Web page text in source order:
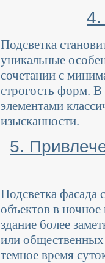
4.
Подсветка
уникальные
сочетании с
строгость форм. В
элементами
изысканности.
5.
Подсветка фасада
объектов в
здание более
или
темное время